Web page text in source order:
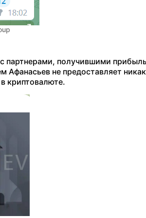
партнерами, получившими
Афанасьев не предоставляет
криптовалюте.